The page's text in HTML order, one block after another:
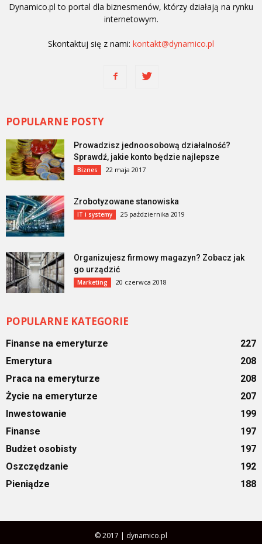
Dynamico.pl to portal dla biznesmenów, którzy działają na rynku
internetowym.
Skontaktuj się z nami: kontakt@dynamico.pl
POPULARNE POSTY
Prowadzisz jednoosobową działalność?
Sprawdź, jakie konto będzie najlepsze
Biznes 22 maja 2017
Zrobotyzowane stanowiska
IT i systemy 25 października 2019
Organizujesz firmowy magazyn? Zobacz jak
go urządzić
Marketing 20 czerwca 2018
POPULARNE KATEGORIE
Finanse na emeryturze
227
Emerytura
208
Praca na emeryturze
208
Życie na emeryturze
207
Inwestowanie
199
Finanse
197
Budżet osobisty
197
Oszczędzanie
192
Pieniądze
188
© 2017 | dynamico.pl